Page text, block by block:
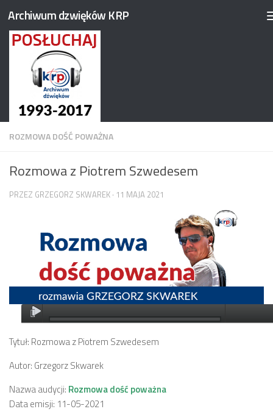
Przejdź do treści
Archiwum dzwięków KRP
ROZMOWA DOŚĆ POWAŻNA
Rozmowa z Piotrem Szwedesem
PRZEZ GRZEGORZ SKWAREK · 11 MAJA 2021
Tytuł: Rozmowa z Piotrem Szwedesem
Autor: Grzegorz Skwarek
Nazwa audycji: Rozmowa dość poważna
Data emisji: 11-05-2021